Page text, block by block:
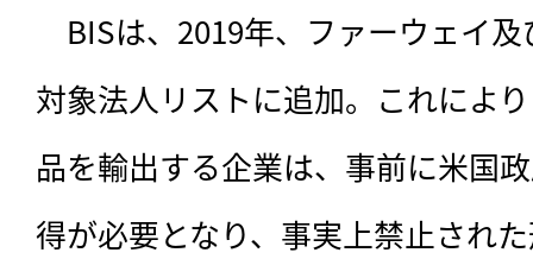
BISは、 2019年、ファーウェイ
対象法人リストに追加。これによ
品を輸出する企業は、事前に米国
得が必要となり、事実上禁止され